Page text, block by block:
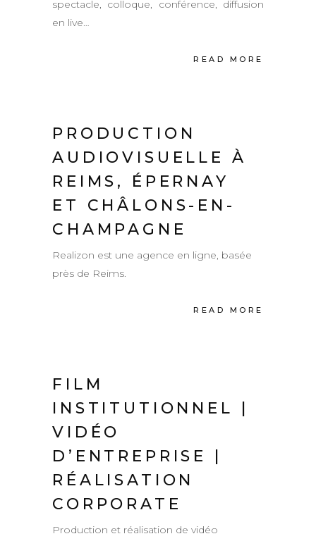
spectacle, colloque, conférence, diffusion
en live…
READ MORE
PRODUCTION
AUDIOVISUELLE À
REIMS, ÉPERNAY
ET CHÂLONS-EN-
CHAMPAGNE
Realizon est une agence en ligne, basée
près de Reims.
READ MORE
FILM
INSTITUTIONNEL |
VIDÉO
D’ENTREPRISE |
RÉALISATION
CORPORATE
Production et réalisation de vidéo